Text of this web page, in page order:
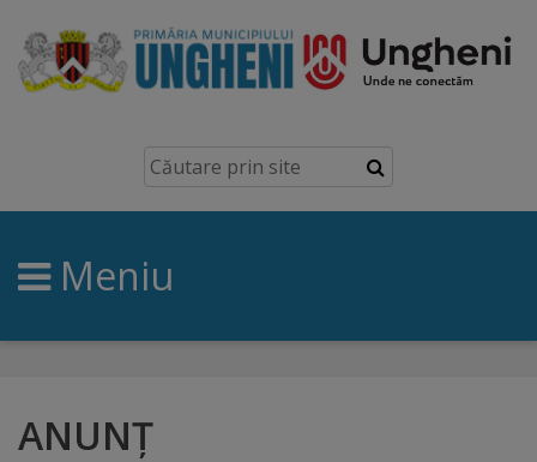
Ungheni
Prezentare
generală
Simbolurile
brand
Meniu
ANUNŢ